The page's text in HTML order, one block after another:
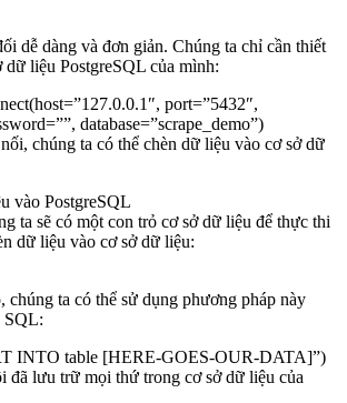
dễ dàng và đơn giản. Chúng ta chỉ cần thiết
dữ liệu PostgreSQL của mình:
port=”5432″,
database=”scrape_demo”)
chúng ta có thể chèn dữ liệu vào cơ sở dữ
vào PostgreSQL
ta sẽ có một con trỏ cơ sở dữ liệu để thực thi
dữ liệu vào cơ sở dữ liệu:
chúng ta có thể sử dụng phương pháp này
SQL:
INTO table [HERE-GOES-OUR-DATA]”)
đã lưu trữ mọi thứ trong cơ sở dữ liệu của